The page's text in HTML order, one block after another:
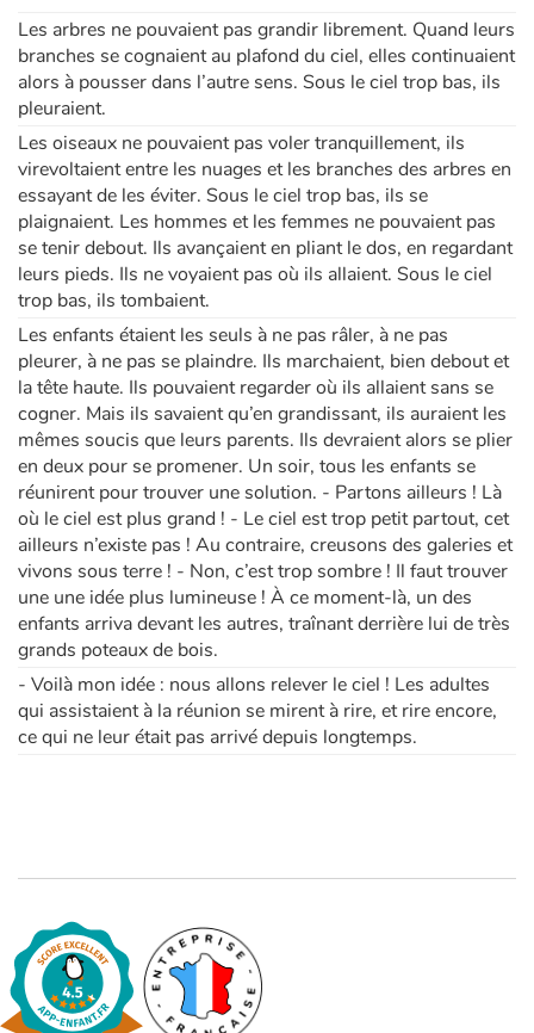
Apprendre les langues
Dyslexie, troubles de la lecture
Nos listes de lecture
Les plus lus
Coups de coeur
Les arbres ne pouvaient pas grandir librement. Quand leurs
branches se cognaient au plafond du ciel, elles continuaient
alors à pousser dans l’autre sens. Sous le ciel trop bas, ils
pleuraient.
Les oiseaux ne pouvaient pas voler tranquillement, ils
virevoltaient entre les nuages et les branches des arbres en
essayant de les éviter. Sous le ciel trop bas, ils se
plaignaient. Les hommes et les femmes ne pouvaient pas
se tenir debout. Ils avançaient en pliant le dos, en regardant
leurs pieds. Ils ne voyaient pas où ils allaient. Sous le ciel
trop bas, ils tombaient.
Les enfants étaient les seuls à ne pas râler, à ne pas
pleurer, à ne pas se plaindre. Ils marchaient, bien debout et
la tête haute. Ils pouvaient regarder où ils allaient sans se
cogner. Mais ils savaient qu’en grandissant, ils auraient les
mêmes soucis que leurs parents. Ils devraient alors se plier
en deux pour se promener. Un soir, tous les enfants se
réunirent pour trouver une solution. - Partons ailleurs ! Là
où le ciel est plus grand ! - Le ciel est trop petit partout, cet
ailleurs n’existe pas ! Au contraire, creusons des galeries et
vivons sous terre ! - Non, c’est trop sombre ! Il faut trouver
une une idée plus lumineuse ! À ce moment-là, un des
enfants arriva devant les autres, traînant derrière lui de très
grands poteaux de bois.
- Voilà mon idée : nous allons relever le ciel ! Les adultes
qui assistaient à la réunion se mirent à rire, et rire encore,
ce qui ne leur était pas arrivé depuis longtemps.